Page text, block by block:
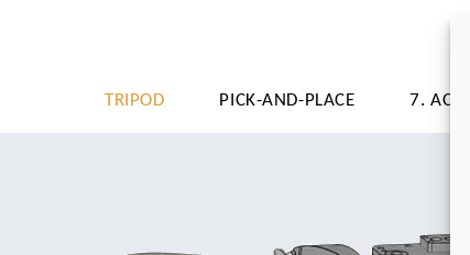
TRIPOD PICK-AND-PLACE 7.